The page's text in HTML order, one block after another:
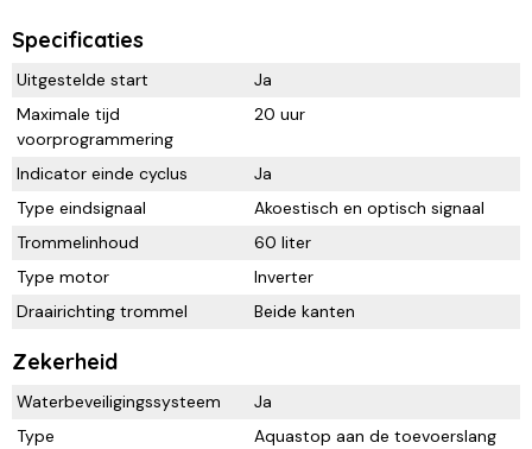
Specificaties
Uitgestelde start
Ja
Maximale tijd
voorprogrammering
20 uur
Indicator einde cyclus
Ja
Type eindsignaal
Akoestisch en optisch signaal
Trommelinhoud
60 liter
Type motor
Inverter
Draairichting trommel
Beide kanten
Zekerheid
Waterbeveiligingssysteem
Ja
Type
Aquastop aan de toevoerslang